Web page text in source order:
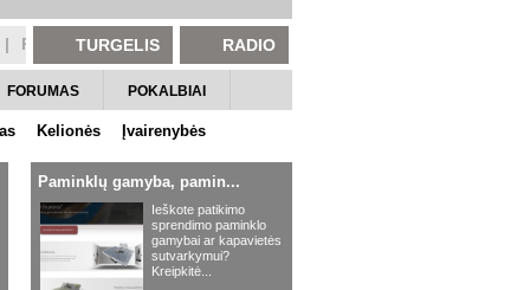
| Retro Fotobūdelės nuoma – stilingas akcentas Jūsų ...
RADIO
TURGELIS
FORUMAS POKALBIAI
Kelionės Įvairenybės
Mokslo naujienos
Skanaus Būstas Augintiniai
Paminklų gamyba, pamin...
Ieškote patikimo
sprendimo paminklo
gamybai ar kapavietės
sutvarkymui?
Kreipkitė...